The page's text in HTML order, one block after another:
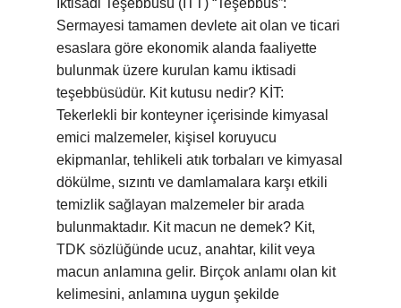
İktisadi Teşebbüsü (İTT) “Teşebbüs”:
Sermayesi tamamen devlete ait olan ve ticari
esaslara göre ekonomik alanda faaliyette
bulunmak üzere kurulan kamu iktisadi
teşebbüsüdür. Kit kutusu nedir? KİT:
Tekerlekli bir konteyner içerisinde kimyasal
emici malzemeler, kişisel koruyucu
ekipmanlar, tehlikeli atık torbaları ve kimyasal
dökülme, sızıntı ve damlamalara karşı etkili
temizlik sağlayan malzemeler bir arada
bulunmaktadır. Kit macun ne demek? Kit,
TDK sözlüğünde ucuz, anahtar, kilit veya
macun anlamına gelir. Birçok anlamı olan kit
kelimesini, anlamına uygun şekilde